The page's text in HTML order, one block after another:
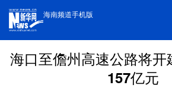
海南频道手机版
海口至儋州高速公路将
157亿元